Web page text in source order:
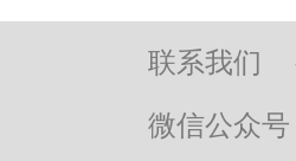
联系我们
微信公众号